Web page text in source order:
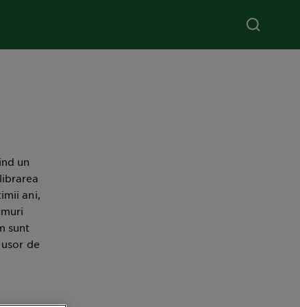
un
ani,
sunt
de